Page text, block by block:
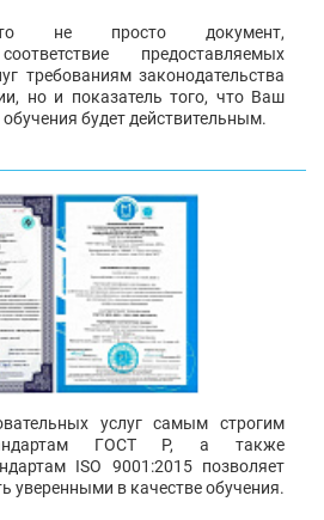
не просто документ,
предоставляемых
требованиям законодательства
но и показатель того, что Ваш
будет действительным.
услуг самым строгим
ГОСТ Р, а также
ISO 9001:2015 позволяет
уверенными в качестве обучения.